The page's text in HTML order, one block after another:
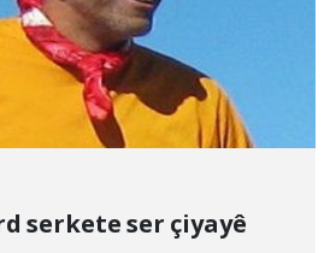
serkete ser çiyayê